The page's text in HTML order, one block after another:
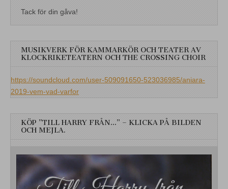
Tack för din gåva!
MUSIKVERK FÖR KAMMARKÖR OCH TEATER AV
KLOCKRIKETEATERN OCH THE CROSSING CHOIR
https://soundcloud.com/user-509091650-523036985/aniara-
2019-vem-vad-varfor
KÖP ”TILL HARRY FRÅN…” – KLICKA PÅ BILDEN
OCH MEJLA.